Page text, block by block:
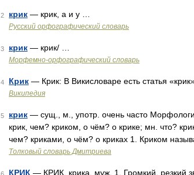
2 крик — крик, а и у …
Русский орфографический словарь
3 крик — крик/ …
Морфемно-орфографический словарь
4 Крик — Крик: В Викисловаре есть статья
Википедия
5 крик — сущ., м., употр. очень часто
крик, чем? криком, о чём? о крике; мн. что?
чем? криками, о чём? о криках 1. Криком
Толковый словарь Дмитриева
КРИК — КРИК, крика, муж. 1. Громкий, резкий